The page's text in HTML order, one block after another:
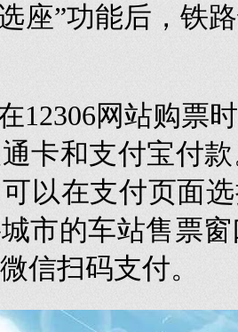
座”功能后，铁
12306网站购票
卡和支付宝付
以在支付页面
市的车站售票
信扫码支付。